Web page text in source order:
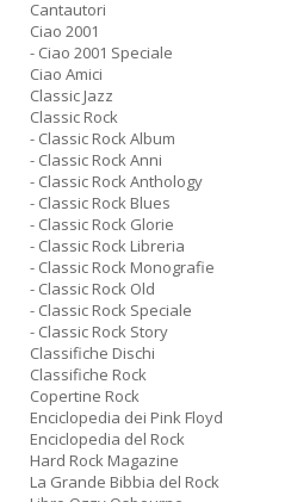
Cantautori
Ciao 2001
- Ciao 2001 Speciale
Ciao Amici
Classic Jazz
Classic Rock
- Classic Rock Album
- Classic Rock Anni
- Classic Rock Anthology
- Classic Rock Blues
- Classic Rock Glorie
- Classic Rock Libreria
- Classic Rock Monografie
- Classic Rock Old
- Classic Rock Speciale
- Classic Rock Story
Classifiche Dischi
Classifiche Rock
Copertine Rock
Enciclopedia dei Pink Floyd
Enciclopedia del Rock
Hard Rock Magazine
La Grande Bibbia del Rock